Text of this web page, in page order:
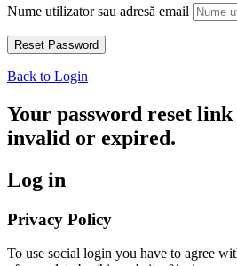
Nume utilizator sau adresă email
Back to Login
Your password reset link
invalid or expired.
Log in
Privacy Policy
To use social login you have to agree